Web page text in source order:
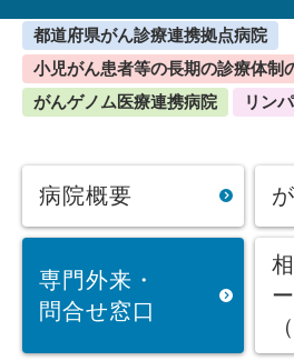
都道府県がん診療連携拠点病院
小児がん患者等の長期の診療体制
がんゲノム医療連携病院
リン
病院概要
専門外来・
問合せ窓口
ー